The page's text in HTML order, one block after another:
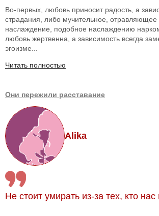
Во-первых, любовь приносит радость, а
страдания, либо мучительное, отравляющее
наслаждение, подобное наслаждению
любовь жертвенна, а зависимость всегда
эгоизме...
Читать полностью
Они пережили расставание
Alika
Не стоит умирать из-за тех, кто